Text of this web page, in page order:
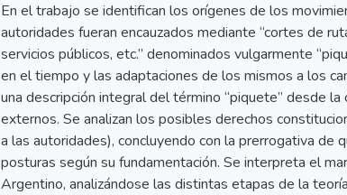
En el trabajo se identifican los orígenes de los
autoridades fueran encauzados mediante “cortes de
servicios públicos, etc.” denominados vulgarmente
en el tiempo y las adaptaciones de los mismos a los
una descripción integral del término “piquete” desde
externos. Se analizan los posibles derechos
a las autoridades), concluyendo con la prerrogativa
posturas según su fundamentación. Se interpreta el
Argentino, analizándose las distintas etapas de la